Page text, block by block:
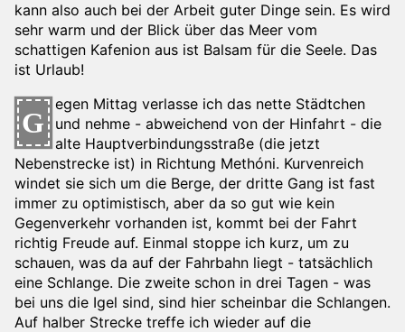
kann also auch bei der Arbeit guter Dinge sein. Es wird
sehr warm und der Blick über das Meer vom
schattigen Kafenion aus ist Balsam für die Seele. Das
ist Urlaub!
G
egen Mittag verlasse ich das nette Städtchen
und nehme - abweichend von der Hinfahrt - die
alte Hauptverbindungsstraße (die jetzt
Nebenstrecke ist) in Richtung Methóni. Kurvenreich
windet sie sich um die Berge, der dritte Gang ist fast
immer zu optimistisch, aber da so gut wie kein
Gegenverkehr vorhanden ist, kommt bei der Fahrt
richtig Freude auf. Einmal stoppe ich kurz, um zu
schauen, was da auf der Fahrbahn liegt - tatsächlich
eine Schlange. Die zweite schon in drei Tagen - was
bei uns die Igel sind, sind hier scheinbar die Schlangen.
Auf halber Strecke treffe ich wieder auf die